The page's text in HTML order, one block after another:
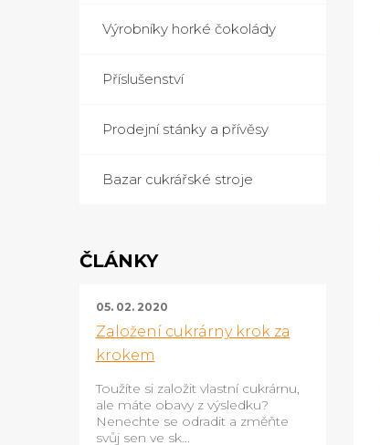
Výrobníky horké čokolády
Příslušenství
Prodejní stánky a přívěsy
Bazar cukrářské stroje
ČLÁNKY
05. 02. 2020
Založení cukrárny krok za
krokem
Toužíte si založit vlastní cukrárnu,
ale máte obavy z výsledku?
Nenechte se odradit a změňte
svůj sen ve sk...